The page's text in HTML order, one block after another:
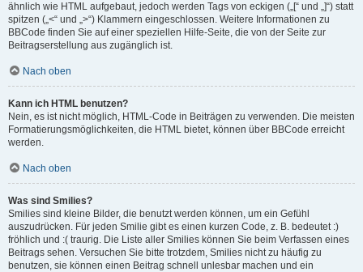
ähnlich wie HTML aufgebaut, jedoch werden Tags von eckigen („[“ und „]“) statt
spitzen („<“ und „>“) Klammern eingeschlossen. Weitere Informationen zu
BBCode finden Sie auf einer speziellen Hilfe-Seite, die von der Seite zur
Beitragserstellung aus zugänglich ist.
Nach oben
Kann ich HTML benutzen?
Nein, es ist nicht möglich, HTML-Code in Beiträgen zu verwenden. Die meisten
Formatierungsmöglichkeiten, die HTML bietet, können über BBCode erreicht
werden.
Nach oben
Was sind Smilies?
Smilies sind kleine Bilder, die benutzt werden können, um ein Gefühl
auszudrücken. Für jeden Smilie gibt es einen kurzen Code, z. B. bedeutet :)
fröhlich und :( traurig. Die Liste aller Smilies können Sie beim Verfassen eines
Beitrags sehen. Versuchen Sie bitte trotzdem, Smilies nicht zu häufig zu
benutzen, sie können einen Beitrag schnell unlesbar machen und ein